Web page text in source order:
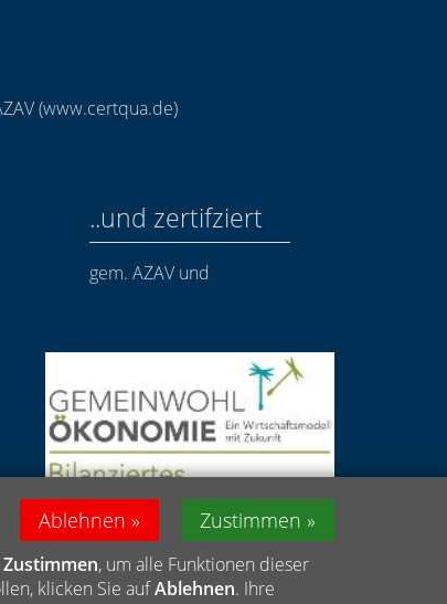
Ablehnen Zustimmen
Zustimmen, um alle Funktionen dieser
klicken Sie aufAblehnen. Ihre
(www.certqua.de)
..und zertifziert
gem. AZAV und